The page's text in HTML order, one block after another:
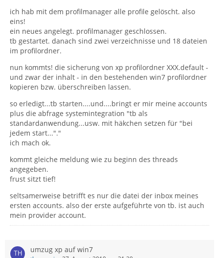
ich hab mit dem profilmanager alle profile gelöscht. also
eins!
ein neues angelegt. profilmanager geschlossen.
tb gestartet. danach sind zwei verzeichnisse und 18 dateien
im profilordner.
nun kommts! die sicherung von xp profilordner XXX.default -
und zwar der inhalt - in den bestehenden win7 profilordner
kopieren bzw. überschreiben lassen.
so erledigt...tb starten....und....bringt er mir meine accounts
plus die abfrage systemintegration "tb als
standardanwendung...usw. mit häkchen setzen für "bei
jedem start..."."
ich mach ok.
kommt gleiche meldung wie zu beginn des threads
angegeben.
frust sitzt tief!
seltsamerweise betrifft es nur die datei der inbox meines
ersten accounts. also der erste aufgeführte von tb. ist auch
mein provider account.
umzug xp auf win7